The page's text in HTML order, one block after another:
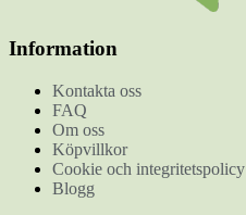
Information
Kontakta oss
FAQ
Om oss
Köpvillkor
Cookie och integritetspolicy
Blogg